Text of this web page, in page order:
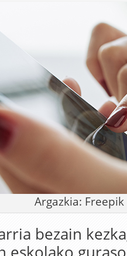
Argazkia: Freepik
bezain